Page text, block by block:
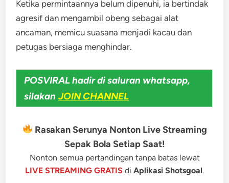
Ketika permintaannya belum dipenuhi, ia bertindak
agresif dan mengambil obeng sebagai alat
ancaman, memicu suasana menjadi kacau dan
petugas bersiaga menghindar.
POSVIRAL hadir di saluran whatsapp,
silakan JOIN CHANNEL
Rasakan Serunya Nonton Live Streaming
Sepak Bola Setiap Saat!
Nonton semua pertandingan tanpa batas lewat
LIVE STREAMING GRATIS di Aplikasi Shotsgoal.